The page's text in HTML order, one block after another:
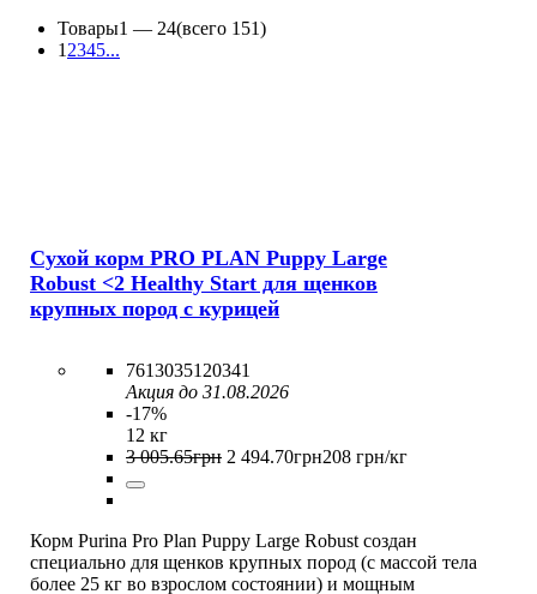
Товары1 — 24(всего 151)
1 2345...
Сухой корм PRO PLAN Puppy Large
Robust <2 Healthy Start для щенков
крупных пород с курицей
7613035120341
Акция до 31.08.2026
-17%
12 кг
3 005.65грн 2 494.70грн208 грн/кг
Корм Purina Pro Plan Puppy Large Robust создан
специально для щенков крупных пород (с массой тела
более 25 кг во взрослом состоянии) и мощным